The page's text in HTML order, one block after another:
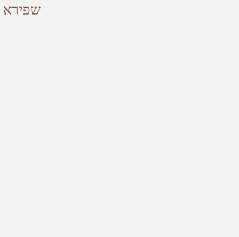
שפירא